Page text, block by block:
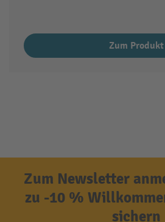
Zum Produkt
Zum Newsletter
zu -10 %
sichern